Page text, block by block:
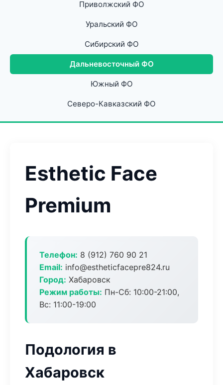
Приволжский ФО
Уральский ФО
Сибирский ФО
Дальневосточный ФО
Южный ФО
Северо-Кавказский ФО
Esthetic Face
Premium
Телефон: 8 (912) 760 90 21
Email: info@estheticfacepre824.ru
Город: Хабаровск
Режим работы: Пн-Сб: 10:00-21:00,
Вс: 11:00-19:00
Подология в
Хабаровск